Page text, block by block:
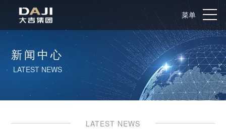
菜单
新闻中心
LATEST NEWS
LATEST NEWS